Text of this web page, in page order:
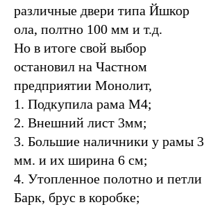
различные двери типа Йшкор
ола, полтно 100 мм и т.д.
Но в итоге свой выбор
остановил на Частном
предприятии Монолит,
1. Подкупила рама М4;
2. Внешний лист 3мм;
3. Большие наличники у рамы 3
мм. и их ширина 6 см;
4. Утопленное полотно и петли
Барк, брус в коробке;